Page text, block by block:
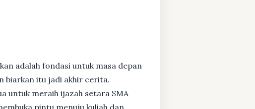
adalah fondasi untuk masa depan
biarkan itu jadi akhir cerita.
untuk meraih ijazah setara SMA
pintu menuju kuliah dan